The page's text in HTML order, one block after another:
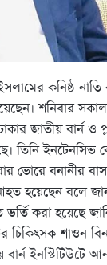
কনিষ্ঠ নাতি
শনিবার
জাতীয় বার্ন ও
তিনি ইনটেনসিভ
ভোরে বনানীর
হয়েছেন বলে
করা হয়েছে
চিকিৎসক শাওন
ইনস্টিটিউটে